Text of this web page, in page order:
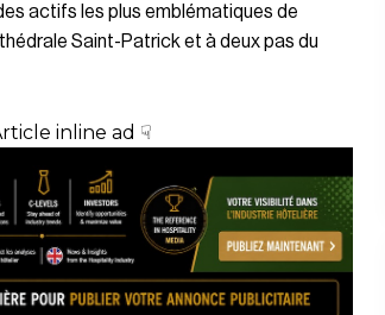
actifs les plus emblématiques de
Saint-Patrick et à deux pas du
inline ad ☟